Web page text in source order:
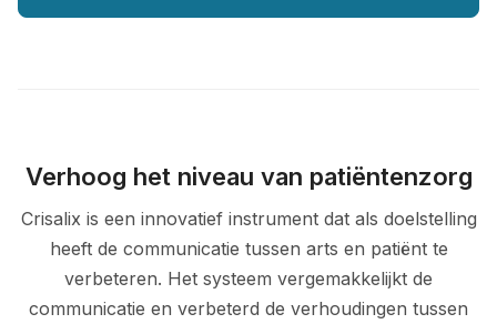
Verhoog het niveau van patiëntenzorg
Crisalix is een innovatief instrument dat als doelstelling
heeft de communicatie tussen arts en patiënt te
verbeteren. Het systeem vergemakkelijkt de
communicatie en verbeterd de verhoudingen tussen